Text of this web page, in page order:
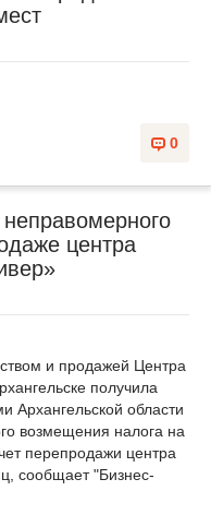
0
центра
и продажей Центра
получила
Архангельской области
возмещения налога на
перепродажи центра
сообщает "Бизнес-